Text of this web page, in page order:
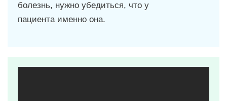
болезнь, нужно убедиться, что у
пациента именно она.